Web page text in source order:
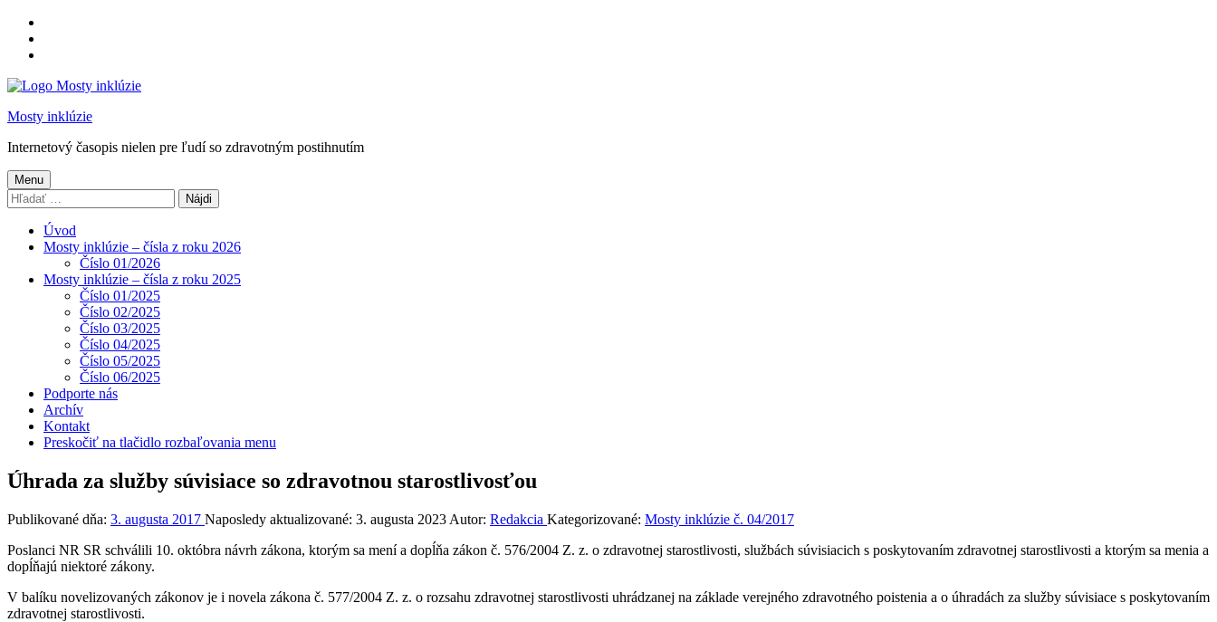
obsah
pätičku
Mosty inklúzie
Internetový časopis nielen pre ľudí so zdravotným postihnutím
Menu
Hľadať:
Úvod
Mosty inklúzie – čísla z roku 2026
Číslo 01/2026
Mosty inklúzie – čísla z roku 2025
Číslo 01/2025
Číslo 02/2025
Číslo 03/2025
Číslo 04/2025
Číslo 05/2025
Číslo 06/2025
Podporte nás
Archív
Kontakt
Preskočiť na tlačidlo rozbaľovania menu
Úhrada za služby súvisiace so zdravotnou starostlivosťou
Publikované dňa: 3. augusta 2017 Naposledy aktualizované: 3. augusta 2023 Autor: Redakcia Kategorizované: Mosty inklúzie č. 04/2017
Poslanci NR SR schválili 10. októbra návrh zákona, ktorým sa mení a dopĺňa zákon č. 576/2004 Z. z. o zdravotnej starostlivosti, službách súvisiacich s poskytovaním zdravotnej starostlivosti a ktorým sa menia a
dopĺňajú niektoré zákony.
V balíku novelizovaných zákonov je i novela zákona č. 577/2004 Z. z. o rozsahu zdravotnej starostlivosti uhrádzanej na základe verejného zdravotného poistenia a o úhradách za služby súvisiace s poskytovaním
zdravotnej starostlivosti.